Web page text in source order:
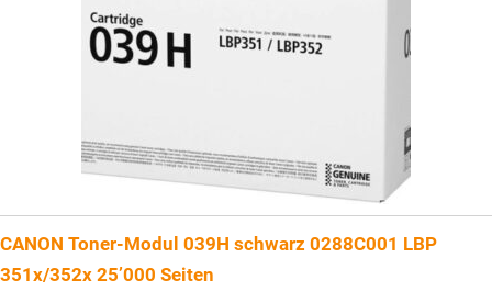
CANON Toner-Modul 039H schwarz 0288C001 LBP
351x/352x 25’000 Seiten